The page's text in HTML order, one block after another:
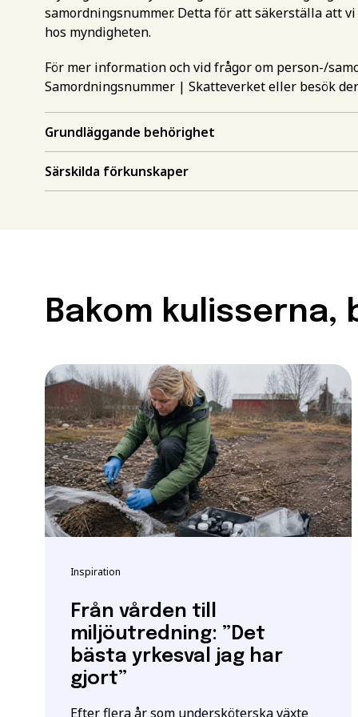
samordningsnummer. Detta för att säkerställa att
hos myndigheten.
För mer information och vid frågor om person-/
Samordningsnummer | Skatteverketeller besök
Grundläggande behörighet
Särskilda förkunskaper
Bakom
Inspiration
Från vården till
miljöutredning: ”Det
bästa yrkesval jag har
gjort”
Efter flera år som undersköterska växte
Välj det
Gör en
mer
E-post*
*Observera att detta inte
För att kunna söka till
måste ha en
Vänligen notera: För
yrkeshögskolan krävs
att vi registrerar
För mer information
Samordningsnummer |
Grundläggande